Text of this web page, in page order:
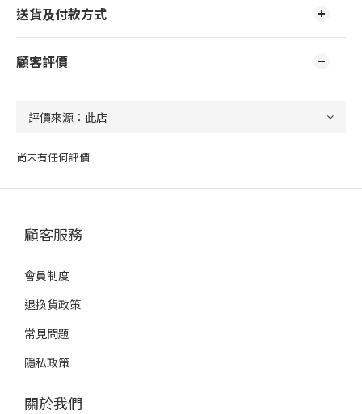
送貨及付款方式
顧客評價
尚未有任何評價
顧客服務
會員制度
退換貨政策
常見問題
隱私政策
關於我們